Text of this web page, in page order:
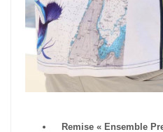
Remise « Ensemble